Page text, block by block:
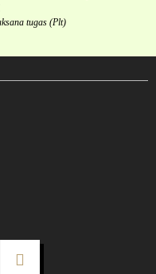
tugas (Plt)